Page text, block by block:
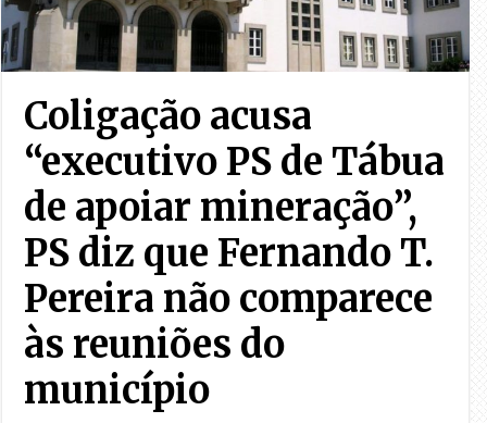
Coligação acusa
“executivo PS de Tábua
de apoiar mineração”,
PS diz que Fernando T.
Pereira não comparece
às reuniões do
município